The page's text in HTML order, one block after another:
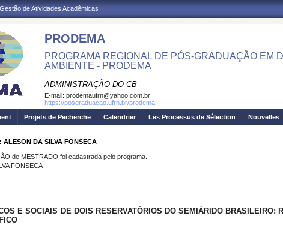
de Atividades Acadêmicas
PRODEMA
PROGRAMA REGIONAL DE PÓS-GRADUAÇÃO EM
AMBIENTE - PRODEMA
ADMINISTRAÇÃO DO CB
E-mail: prodemaufrn@yahoo.com.br
https://posgraduacao.ufrn.br/prodema
Projets de Pecherche Calendrier Les Processus de Sélection Nouvelles
DA SILVA FONSECA
de MESTRADO foi cadastrada pelo programa.
FONSECA
E SOCIAIS DE DOIS RESERVATÓRIOS DO SEMIÁRIDO BRASILEIRO: